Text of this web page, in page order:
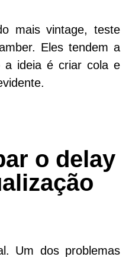
mais vintage, teste
. Eles tendem a
a ideia é criar cola e
o delay
Um dos problemas